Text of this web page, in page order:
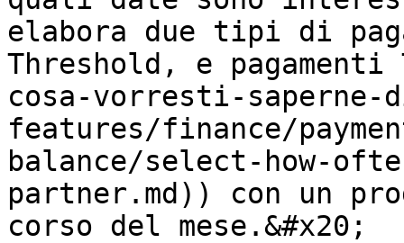
elabora due tipi di
Threshold, e
cosa-vorresti-
features/finance/
balance/select-how-
partner.md)) con un
corso del mese.&#x20;